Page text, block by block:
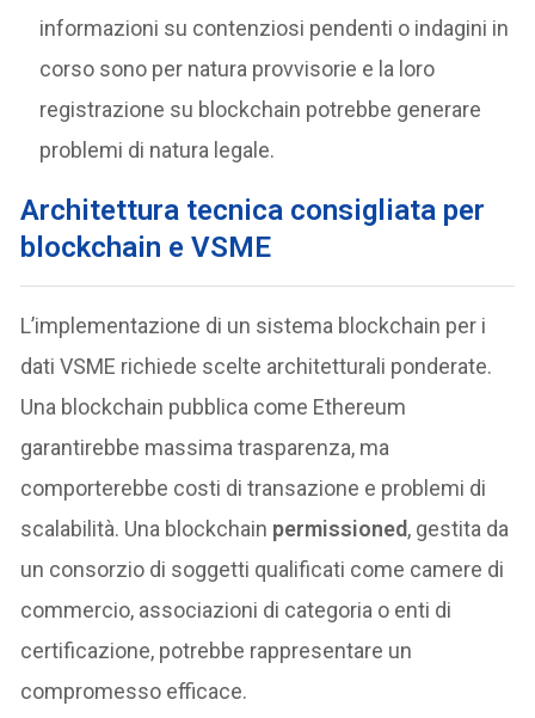
informazioni su contenziosi pendenti o indagini in
corso sono per natura provvisorie e la loro
registrazione su blockchain potrebbe generare
problemi di natura legale.
Architettura tecnica consigliata per
blockchain e VSME
L’implementazione di un sistema blockchain per i
dati VSME richiede scelte architetturali ponderate.
Una blockchain pubblica come Ethereum
garantirebbe massima trasparenza, ma
comporterebbe costi di transazione e problemi di
scalabilità. Una blockchain permissioned, gestita da
un consorzio di soggetti qualificati come camere di
commercio, associazioni di categoria o enti di
certificazione, potrebbe rappresentare un
compromesso efficace.